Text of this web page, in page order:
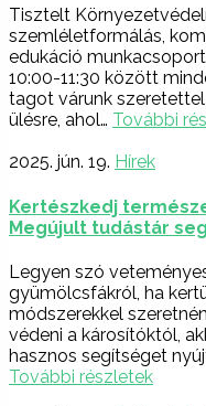
Tisztelt
szemléletformálás,
edukáció
10:00-11:30 között
tagot várunk
ülésre, ahol… További
2025. jún. 19. Hírek
Kertészkedj
Megújult tudástár
Legyen szó
gyümölcsfákról, ha
módszerekkel
védeni a károsítóktól,
hasznos segítséget
További részletek